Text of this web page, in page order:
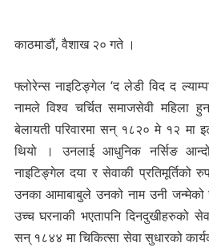
काठमाडौं, वैशाख २० गते ।
फ्लोरेन्स नाइटिङ्गेल ‘द लेडी विद द
नामले विश्व चर्चित समाजसेवी
बेलायती परिवारमा सन् १८२० मे १२ मा
थियो । उनलाई आधुनिक नर्सिङ
नाइटिङ्गेल दया र सेवाकी प्रतिमूर्तिको
उनका आमाबाबुले उनको नाम उनी जन्मेको
उच्च घरनाकी भएतापनि दिनदुखीहरुको
सन् १८४४ मा चिकित्सा सेवा सुधारको